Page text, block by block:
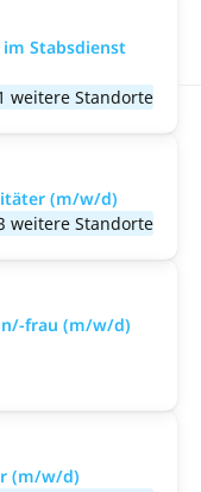
Stabsdienst
weitere Standorte
(m/w/d)
weitere Standorte
frau (m/w/d)
(m/w/d)